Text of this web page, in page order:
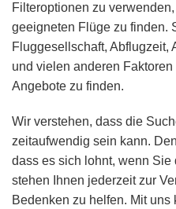
Filteroptionen zu
geeigneten Flüge zu finden.
Fluggesellschaft, Abflugzeit,
und vielen anderen
Angebote zu finden.
Wir verstehen, dass die
zeitaufwendig sein kann.
dass es sich lohnt, wenn
stehen Ihnen jederzeit zur
Bedenken zu helfen. Mit uns